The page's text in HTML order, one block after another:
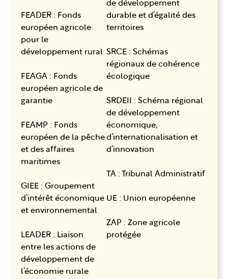
FEADER : Fonds
européen agricole
pour le
développement rural
FEAGA : Fonds
européen agricole de
garantie
FEAMP : Fonds
européen de la pêche
et des affaires
maritimes
GIEE : Groupement
d’intérêt économique
et environnemental
LEADER : Liaison
entre les actions de
développement de
l’économie rurale
de développement
durable et d’égalité des
territoires
SRCE : Schémas
régionaux de cohérence
écologique
SRDEII : Schéma régional
de développement
économique,
d’internationalisation et
d’innovation
TA : Tribunal Administratif
UE : Union européenne
ZAP : Zone agricole
protégée